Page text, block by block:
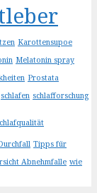
Karottensupoe
Melatonin spray
Prostata
schlafen schlafforschung
Tipps für
Abnehmfalle wie